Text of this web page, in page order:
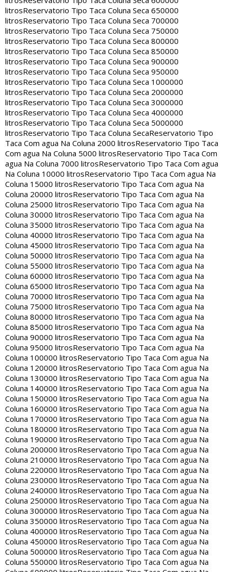
litrosReservatorio Tipo Taca Coluna Seca 650000
litrosReservatorio Tipo Taca Coluna Seca 700000
litrosReservatorio Tipo Taca Coluna Seca 750000
litrosReservatorio Tipo Taca Coluna Seca 800000
litrosReservatorio Tipo Taca Coluna Seca 850000
litrosReservatorio Tipo Taca Coluna Seca 900000
litrosReservatorio Tipo Taca Coluna Seca 950000
litrosReservatorio Tipo Taca Coluna Seca 1000000
litrosReservatorio Tipo Taca Coluna Seca 2000000
litrosReservatorio Tipo Taca Coluna Seca 3000000
litrosReservatorio Tipo Taca Coluna Seca 4000000
litrosReservatorio Tipo Taca Coluna Seca 5000000
litrosReservatorio Tipo Taca Coluna SecaReservatorio Tipo
Taca Com agua Na Coluna 2000 litrosReservatorio Tipo Taca
Com agua Na Coluna 5000 litrosReservatorio Tipo Taca Com
agua Na Coluna 7000 litrosReservatorio Tipo Taca Com agua
Na Coluna 10000 litrosReservatorio Tipo Taca Com agua Na
Coluna 15000 litrosReservatorio Tipo Taca Com agua Na
Coluna 20000 litrosReservatorio Tipo Taca Com agua Na
Coluna 25000 litrosReservatorio Tipo Taca Com agua Na
Coluna 30000 litrosReservatorio Tipo Taca Com agua Na
Coluna 35000 litrosReservatorio Tipo Taca Com agua Na
Coluna 40000 litrosReservatorio Tipo Taca Com agua Na
Coluna 45000 litrosReservatorio Tipo Taca Com agua Na
Coluna 50000 litrosReservatorio Tipo Taca Com agua Na
Coluna 55000 litrosReservatorio Tipo Taca Com agua Na
Coluna 60000 litrosReservatorio Tipo Taca Com agua Na
Coluna 65000 litrosReservatorio Tipo Taca Com agua Na
Coluna 70000 litrosReservatorio Tipo Taca Com agua Na
Coluna 75000 litrosReservatorio Tipo Taca Com agua Na
Coluna 80000 litrosReservatorio Tipo Taca Com agua Na
Coluna 85000 litrosReservatorio Tipo Taca Com agua Na
Coluna 90000 litrosReservatorio Tipo Taca Com agua Na
Coluna 95000 litrosReservatorio Tipo Taca Com agua Na
Coluna 100000 litrosReservatorio Tipo Taca Com agua Na
Coluna 120000 litrosReservatorio Tipo Taca Com agua Na
Coluna 130000 litrosReservatorio Tipo Taca Com agua Na
Coluna 140000 litrosReservatorio Tipo Taca Com agua Na
Coluna 150000 litrosReservatorio Tipo Taca Com agua Na
Coluna 160000 litrosReservatorio Tipo Taca Com agua Na
Coluna 170000 litrosReservatorio Tipo Taca Com agua Na
Coluna 180000 litrosReservatorio Tipo Taca Com agua Na
Coluna 190000 litrosReservatorio Tipo Taca Com agua Na
Coluna 200000 litrosReservatorio Tipo Taca Com agua Na
Coluna 210000 litrosReservatorio Tipo Taca Com agua Na
Coluna 220000 litrosReservatorio Tipo Taca Com agua Na
Coluna 230000 litrosReservatorio Tipo Taca Com agua Na
Coluna 240000 litrosReservatorio Tipo Taca Com agua Na
Coluna 250000 litrosReservatorio Tipo Taca Com agua Na
Coluna 300000 litrosReservatorio Tipo Taca Com agua Na
Coluna 350000 litrosReservatorio Tipo Taca Com agua Na
Coluna 400000 litrosReservatorio Tipo Taca Com agua Na
Coluna 450000 litrosReservatorio Tipo Taca Com agua Na
Coluna 500000 litrosReservatorio Tipo Taca Com agua Na
Coluna 550000 litrosReservatorio Tipo Taca Com agua Na